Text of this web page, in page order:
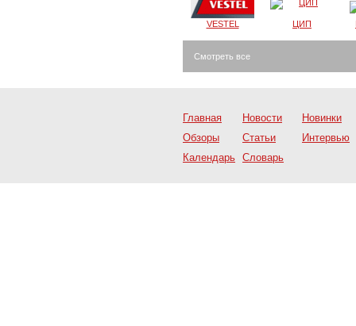
VESTEL ЦИП
Смотреть все
Главная Новости
Новинки
Обзоры
Статьи
Интервью
Календарь Словарь